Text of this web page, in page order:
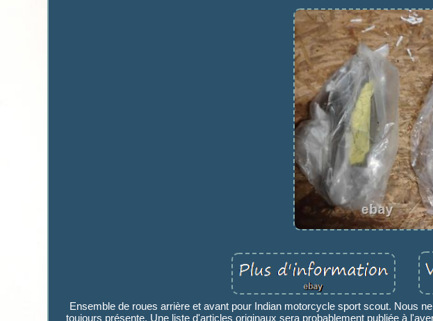
Ensemble de roues arrière et avant pour Indian motorcycle sport scout. Nous
toujours présente. Une liste d'articles originaux sera probablement publiée à